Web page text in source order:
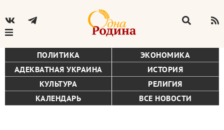
ПОЛИТИКА
ЭКОНОМИКА
АДЕКВАТНАЯ УКРАИНА
ИСТОРИЯ
КУЛЬТУРА
РЕЛИГИЯ
КАЛЕНДАРЬ
ВСЕ НОВОСТИ